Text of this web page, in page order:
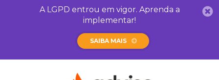
A LGPD entrou em vigor. Aprenda a
implementar!
SAIBA MAIS